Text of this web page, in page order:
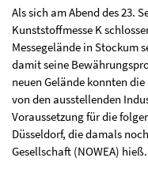
Als sich am Abend des 23.
Kunststoffmesse K
Messegelände in Stockum
damit seine
neuen Gelände konnten
von den ausstellenden
Voraussetzung für die
Düsseldorf, die damals
Gesellschaft (NOWEA) hieß.